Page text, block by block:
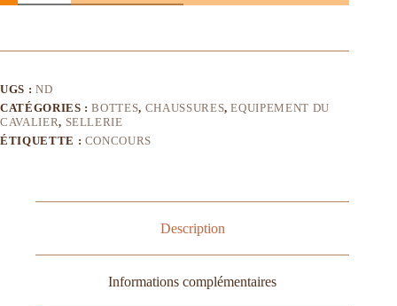
UGS : ND
CATÉGORIES :BOTTES, CHAUSSURES,EQUIPEMENT DU
CAVALIER, SELLERIE
ÉTIQUETTE : CONCOURS
Description
Informations complémentaires